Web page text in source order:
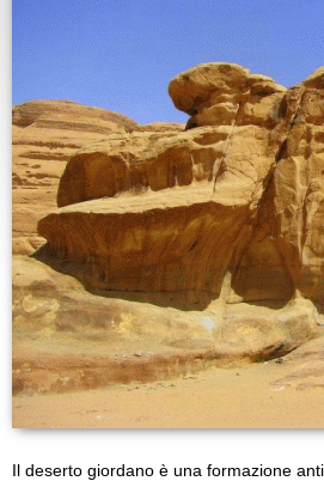
Il deserto giordano è una formazione